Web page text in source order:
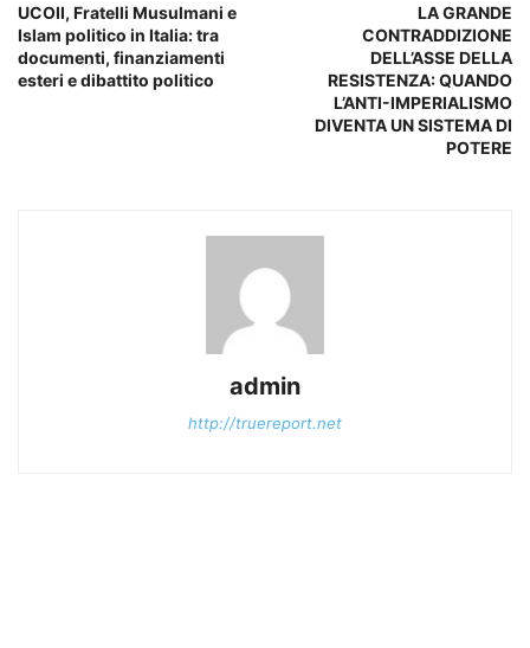
UCOII, Fratelli Musulmani e
Islam politico in Italia: tra
documenti, finanziamenti
esteri e dibattito politico
LA GRANDE
CONTRADDIZIONE
DELL’ASSE DELLA
RESISTENZA: QUANDO
L’ANTI-IMPERIALISMO
DIVENTA UN SISTEMA DI
POTERE
admin
http://truereport.net